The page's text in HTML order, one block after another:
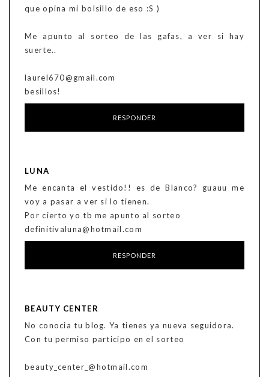
que opina mi bolsillo de eso :S )
Me apunto al sorteo de las gafas, a ver si hay
suerte..
laurel670@gmail.com
besillos!
RESPONDER
LUNA
Me encanta el vestido!! es de Blanco? guauu me
voy a pasar a ver si lo tienen.
Por cierto yo tb me apunto al sorteo
definitivaluna@hotmail.com
RESPONDER
BEAUTY CENTER
No conocia tu blog. Ya tienes ya nueva seguidora.
Con tu permiso participo en el sorteo
beauty_center_@hotmail.com